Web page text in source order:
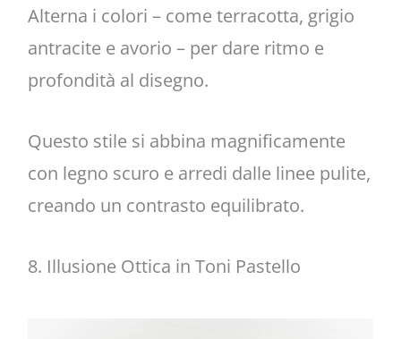
Alterna i colori – come terracotta, grigio
antracite e avorio – per dare ritmo e
profondità al disegno.
Questo stile si abbina magnificamente
con legno scuro e arredi dalle linee pulite,
creando un contrasto equilibrato.
8. Illusione Ottica in Toni Pastello